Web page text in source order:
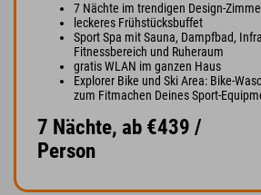
7 Nächte im trendigen Design-
leckeres Frühstücksbuffet
Sport Spa mit Sauna, Dampfbad,
Fitnessbereich und Ruheraum
gratis WLAN im ganzen Haus
Explorer Bike und Ski Area: Bike-
zum Fitmachen Deines Sport-
7 Nächte, ab €439 /
Person